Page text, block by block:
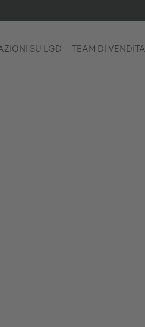
SU LGD TEAM DI VENDITA